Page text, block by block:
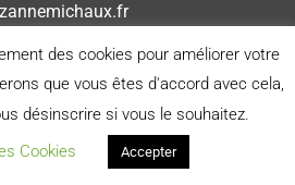
Mentions Légales
Orange Solidarité
des cookies pour améliorer votre
que vous êtes d'accord avec cela,
désinscrire si vous le souhaitez.
Cookies
Accepter